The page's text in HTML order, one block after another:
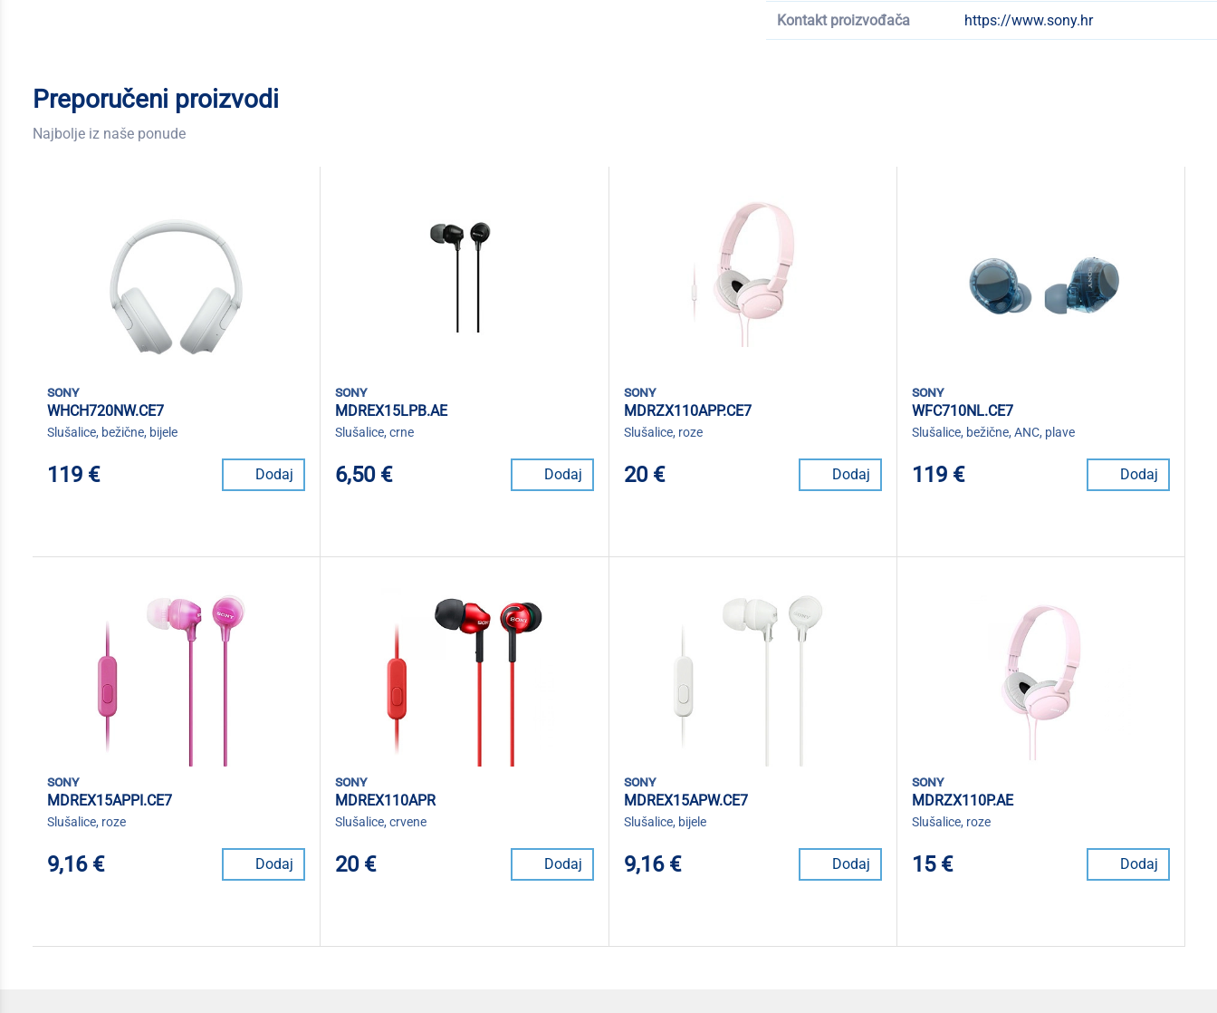
Kontakt proizvođača https://www.sony.hr
Preporučeni proizvodi
Najbolje iz naše ponude
sony
WHCH720NW.CE7
Slušalice, bežične, bijele
119 € Dodaj
sony
MDREX15LPB.AE
Slušalice, crne
6,50 € Dodaj
sony
MDRZX110APP.CE7
Slušalice, roze
20 € Dodaj
sony
WFC710NL.CE7
Slušalice, bežične, ANC, plave
119 € Dodaj
sony
MDREX15APPI.CE7
Slušalice, roze
9,16 € Dodaj
sony
MDREX110APR
Slušalice, crvene
20 € Dodaj
sony
MDREX15APW.CE7
Slušalice, bijele
9,16 € Dodaj
sony
MDRZX110P.AE
Slušalice, roze
15 € Dodaj